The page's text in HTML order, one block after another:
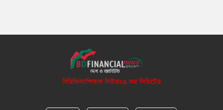
বিডিফিন্যান্সিয়াল নিউজ২৪.কম লিমিটেড